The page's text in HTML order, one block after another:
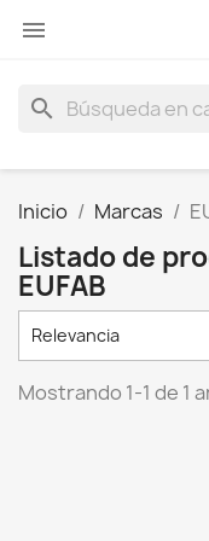

search
Inicio Marcas
Listado de
EUFAB
Relevancia
Mostrando 1-1 de 1